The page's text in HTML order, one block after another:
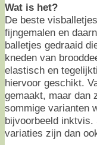
Wat is het?
De beste
fijngemalen en
balletjes gedraaid
kneden van
elastisch en
hiervoor geschikt.
gemaakt, maar dan
sommige varianten
bijvoorbeeld
variaties zijn dan